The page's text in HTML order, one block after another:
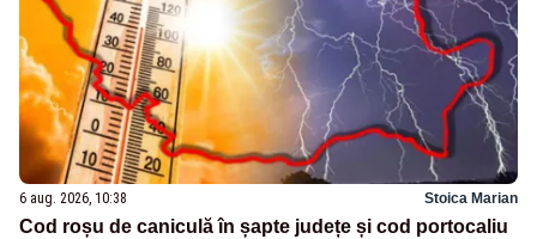
6 aug. 2026, 10:38 Stoica Marian
Cod roșu de caniculă în șapte județe și cod portocaliu